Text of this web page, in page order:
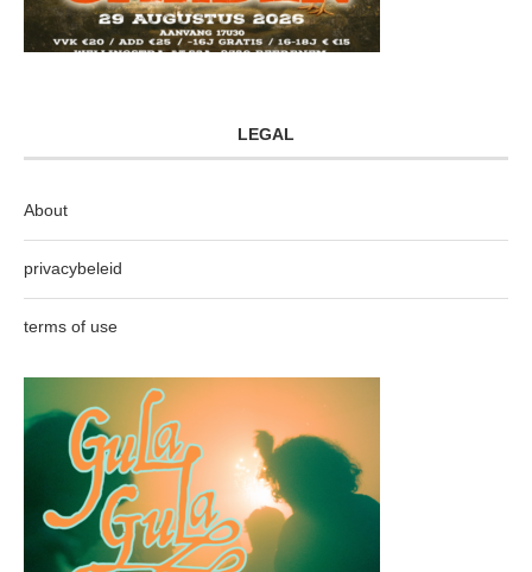
LEGAL
About
privacybeleid
terms of use